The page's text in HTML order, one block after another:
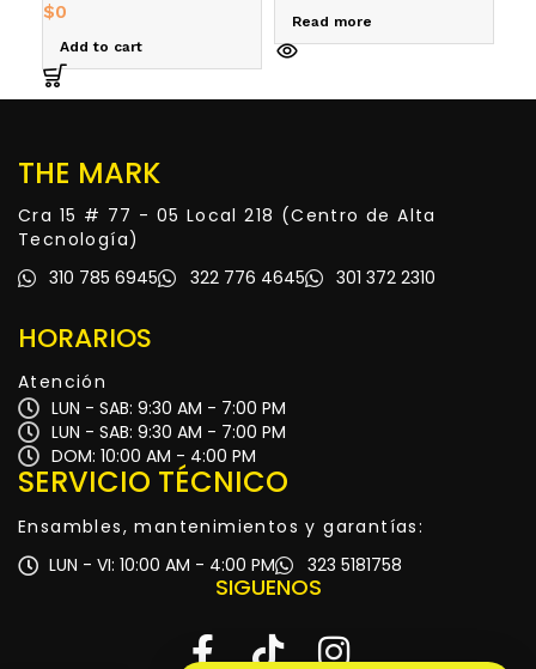
$0
Add to cart
Read more
THE MARK
Cra 15 # 77 - 05 Local 218 (Centro de Alta
Tecnología)
310 785 6945
322 776 4645 301 372 2310
HORARIOS
Atención
LUN - SAB: 9:30 AM - 7:00 PM
LUN - SAB: 9:30 AM - 7:00 PM
DOM: 10:00 AM - 4:00 PM
SERVICIO TÉCNICO
Ensambles, mantenimientos y garantías:
LUN - VI: 10:00 AM - 4:00 PM
323 5181758
SIGUENOS